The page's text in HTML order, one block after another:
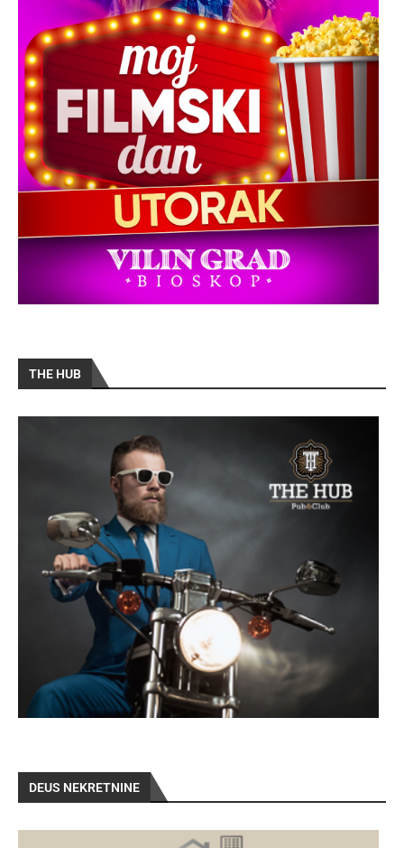
THE HUB
DEUS NEKRETNINE